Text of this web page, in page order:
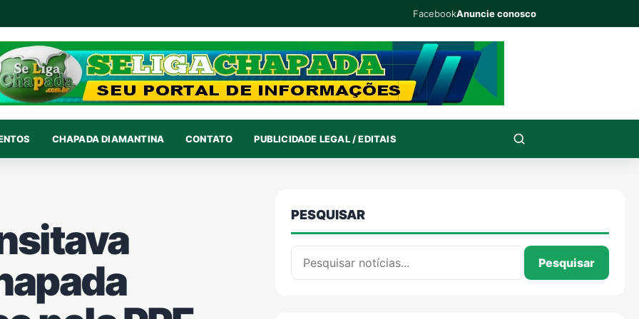
FacebookAnuncie conosco
CHAPADA DIAMANTINA CONTATO PUBLICIDADE LEGAL / EDITAIS
PESQUISAR
Pesquisar por:
Pesquisar